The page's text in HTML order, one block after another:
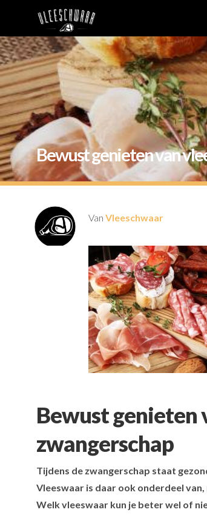
Bewust genieten van
VanVleeschwaar
Bewust genieten
zwangerschap
Tijdens de zwangerschap staat
Vleeswaar is daar ook onderdeel
Welk vleeswaar kun je beter wel of